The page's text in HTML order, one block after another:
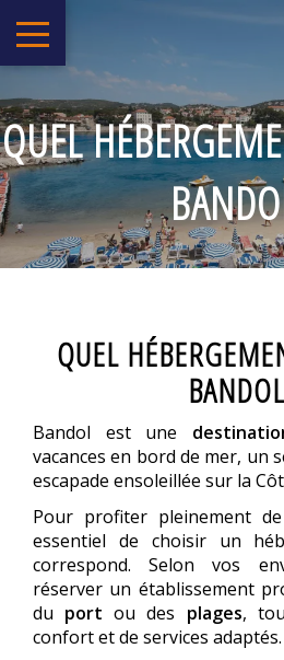
QUEL
QUEL
Bandol est une
vacances en bord de mer, un
escapade ensoleillée sur la
Pour profiter pleinement
essentiel de choisir un
correspond. Selon vos
réserver un établissement
du portou des plages,
confort et de services adaptés.